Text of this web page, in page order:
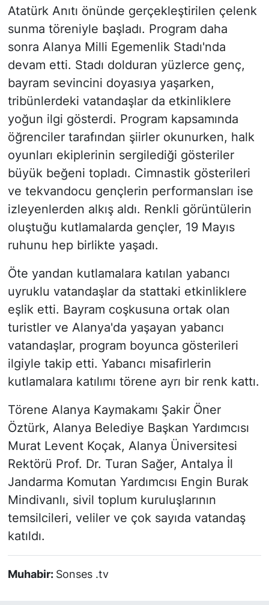
Atatürk Anıtı önünde gerçekleştirilen çelenk
sunma töreniyle başladı. Program daha
sonra Alanya Milli Egemenlik Stadı'nda
devam etti. Stadı dolduran yüzlerce genç,
bayram sevincini doyasıya yaşarken,
tribünlerdeki vatandaşlar da etkinliklere
yoğun ilgi gösterdi. Program kapsamında
öğrenciler tarafından şiirler okunurken, halk
oyunları ekiplerinin sergilediği gösteriler
büyük beğeni topladı. Cimnastik gösterileri
ve tekvandocu gençlerin performansları ise
izleyenlerden alkış aldı. Renkli görüntülerin
oluştuğu kutlamalarda gençler, 19 Mayıs
ruhunu hep birlikte yaşadı.
Öte yandan kutlamalara katılan yabancı
uyruklu vatandaşlar da stattaki etkinliklere
eşlik etti. Bayram coşkusuna ortak olan
turistler ve Alanya'da yaşayan yabancı
vatandaşlar, program boyunca gösterileri
ilgiyle takip etti. Yabancı misafirlerin
kutlamalara katılımı törene ayrı bir renk kattı.
Törene Alanya Kaymakamı Şakir Öner
Öztürk, Alanya Belediye Başkan Yardımcısı
Murat Levent Koçak, Alanya Üniversitesi
Rektörü Prof. Dr. Turan Sağer, Antalya İl
Jandarma Komutan Yardımcısı Engin Burak
Mindivanlı, sivil toplum kuruluşlarının
temsilcileri, veliler ve çok sayıda vatandaş
katıldı.
Muhabir: Sonses .tv